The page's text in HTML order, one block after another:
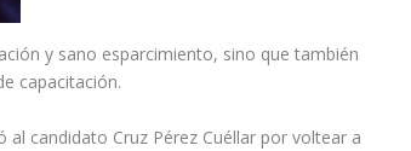
y sano esparcimiento, sino que también
capacitación.
candidato Cruz Pérez Cuéllar por voltear a